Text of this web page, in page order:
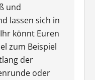
und
lassen sich in
könnt Euren
zum Beispiel
der
oder